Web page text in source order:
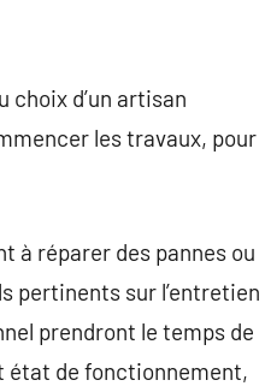
d’un artisan
les travaux, pour
à réparer des pannes ou
pertinents sur l’entretien
prendront le temps de
état de fonctionnement,